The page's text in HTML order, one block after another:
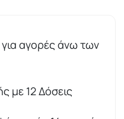
αγορές άνω των
με 12 Δόσεις